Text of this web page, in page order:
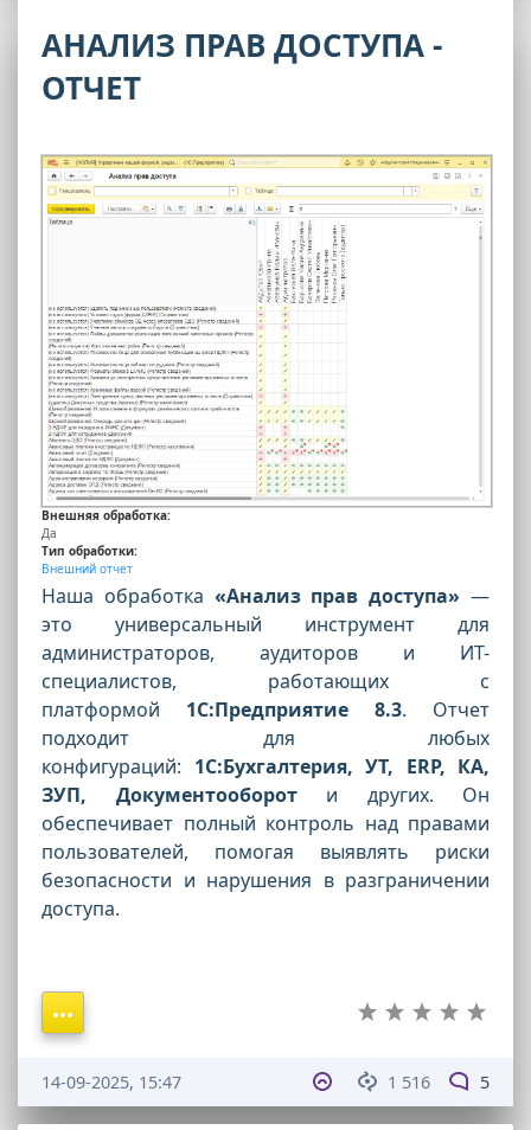
АНАЛИЗ ПРАВ ДОСТУПА -
ОТЧЕТ
Внешняя обработка:
Да
Тип обработки:
Внешний отчет
Наша обработка «Анализ прав доступа» —
это универсальный инструмент для
администраторов, аудиторов и ИТ-
специалистов, работающих с
платформой 1С:Предприятие 8.3. Отчет
подходит для любых
конфигураций: 1С:Бухгалтерия, УТ, ERP, КА,
ЗУП, Документообороти других. Он
обеспечивает полный контроль над правами
пользователей, помогая выявлять риски
безопасности и нарушения в разграничении
доступа.
1 516 5
14-09-2025, 15:47